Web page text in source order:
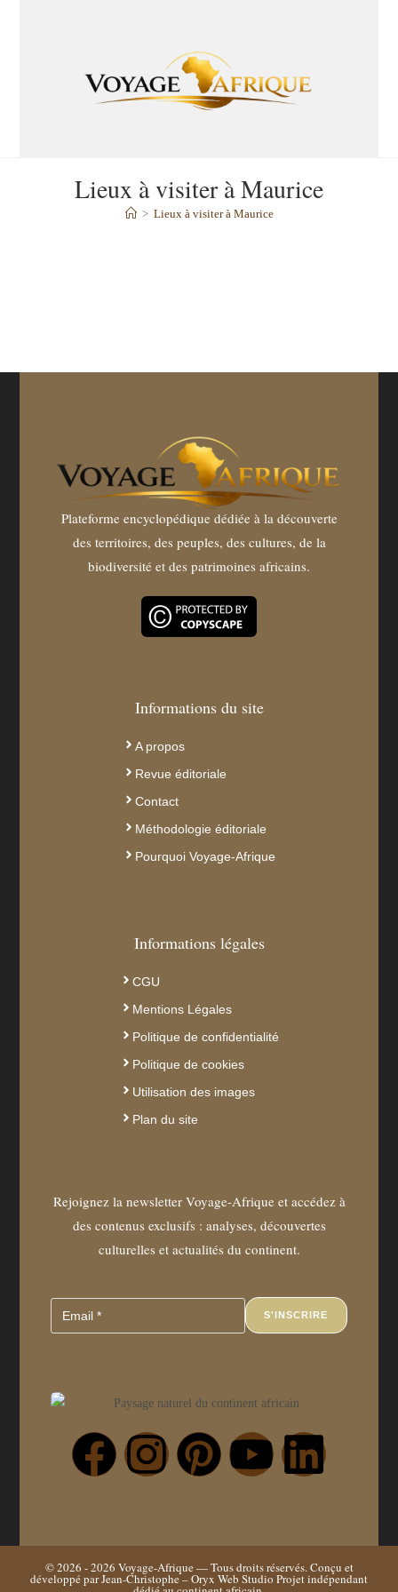
Lieux à visiter à Maurice
> Lieux à visiter à Maurice
Plateforme encyclopédique dédiée à la découverte
des territoires, des peuples, des cultures, de la
biodiversité et des patrimoines africains.
Informations du site
A propos
Revue éditoriale
Contact
Méthodologie éditoriale
Pourquoi Voyage-Afrique
Informations légales
CGU
Mentions Légales
Politique de confidentialité
Politique de cookies
Utilisation des images
Plan du site
Rejoignez la newsletter Voyage-Afrique et accédez à
des contenus exclusifs : analyses, découvertes
culturelles et actualités du continent.
S'INSCRIRE
© 2026 - 2026 Voyage-Afrique— Tous droits réservés. Conçu et
développé par Jean-Christophe –Oryx Web Studio Projet indépendant